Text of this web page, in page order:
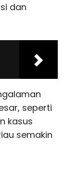
dan
seperti
kasus
semakin